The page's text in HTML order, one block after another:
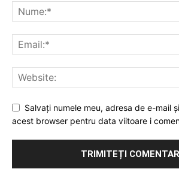
Salvați numele meu, adresa de e-mail
acest browser pentru data viitoare i